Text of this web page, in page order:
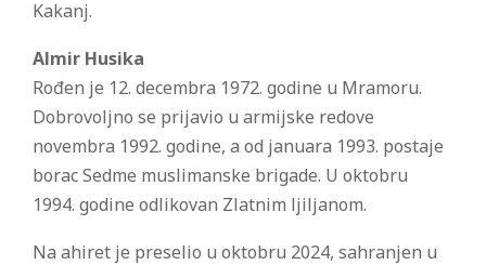
Kakanj.
Almir Husika
Rođen je 12. decembra 1972. godine u Mramoru.
Dobrovoljno se prijavio u armijske redove
novembra 1992. godine, a od januara 1993. postaje
borac Sedme muslimanske brigade. U oktobru
1994. godine odlikovan Zlatnim ljiljanom.
Na ahiret je preselio u oktobru 2024, sahranjen u